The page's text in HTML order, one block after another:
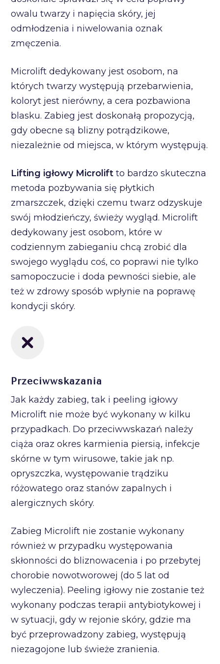
owalu twarzy i napięcia skóry, jej
odmłodzenia i niwelowania oznak
zmęczenia.
Microlift dedykowany jest osobom, na
których twarzy występują przebarwienia,
koloryt jest nierówny, a cera pozbawiona
blasku. Zabieg jest doskonałą propozycją,
gdy obecne są blizny potrądzikowe,
niezależnie od miejsca, w którym występują.
Lifting igłowy Microlift to bardzo skuteczna
metoda pozbywania się płytkich
zmarszczek, dzięki czemu twarz odzyskuje
swój młodzieńczy, świeży wygląd. Microlift
dedykowany jest osobom, które w
codziennym zabieganiu chcą zrobić dla
swojego wyglądu coś, co poprawi nie tylko
samopoczucie i doda pewności siebie, ale
też w zdrowy sposób wpłynie na poprawę
kondycji skóry.
Przeciwwskazania
Jak każdy zabieg, tak i peeling igłowy
Microlift nie może być wykonany w kilku
przypadkach. Do przeciwwskazań należy
ciąża oraz okres karmienia piersią, infekcje
skórne w tym wirusowe, takie jak np.
opryszczka, występowanie trądziku
różowatego oraz stanów zapalnych i
alergicznych skóry.
Zabieg Microlift nie zostanie wykonany
również w przypadku występowania
skłonności do bliznowacenia i po przebytej
chorobie nowotworowej (do 5 lat od
wyleczenia). Peeling igłowy nie zostanie też
wykonany podczas terapii antybiotykowej i
w sytuacji, gdy w rejonie skóry, gdzie ma
być przeprowadzony zabieg, występują
niezagojone lub świeże zranienia.